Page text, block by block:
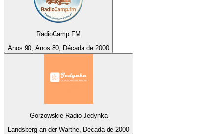
RadioCamp.FM
Anos 90, Anos 80, Década de 2000
Gorzowskie Radio Jedynka
Landsberg an der Warthe, Década de 2000